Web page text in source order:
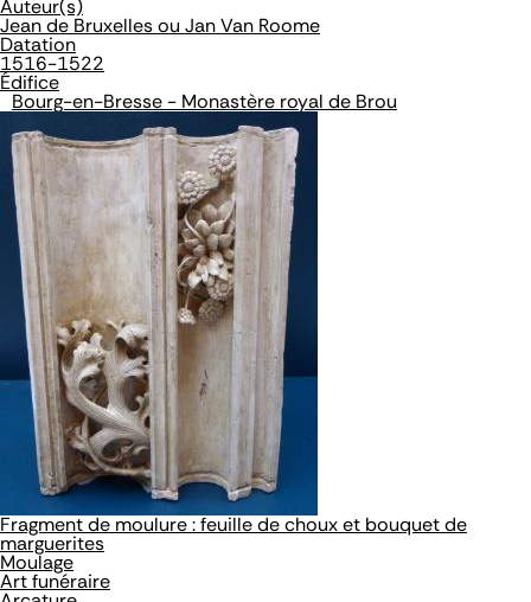
Auteur(s)
Jean de Bruxelles ou Jan Van Roome
Datation
1516-1522
Édifice
Bourg-en-Bresse - Monastère royal de Brou
Fragment de moulure : feuille de choux et bouquet de
marguerites
Moulage
Art funéraire